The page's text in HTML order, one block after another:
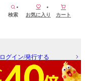
検索 お気に入り カート
ログイン/発行する